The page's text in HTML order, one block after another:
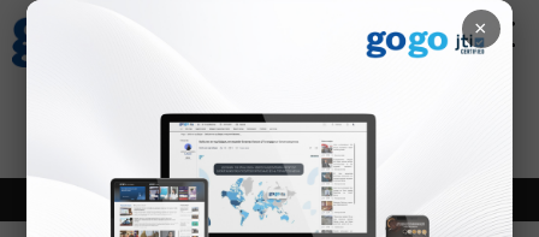
×
Зурхай
8.10
Онцлох Шинэ